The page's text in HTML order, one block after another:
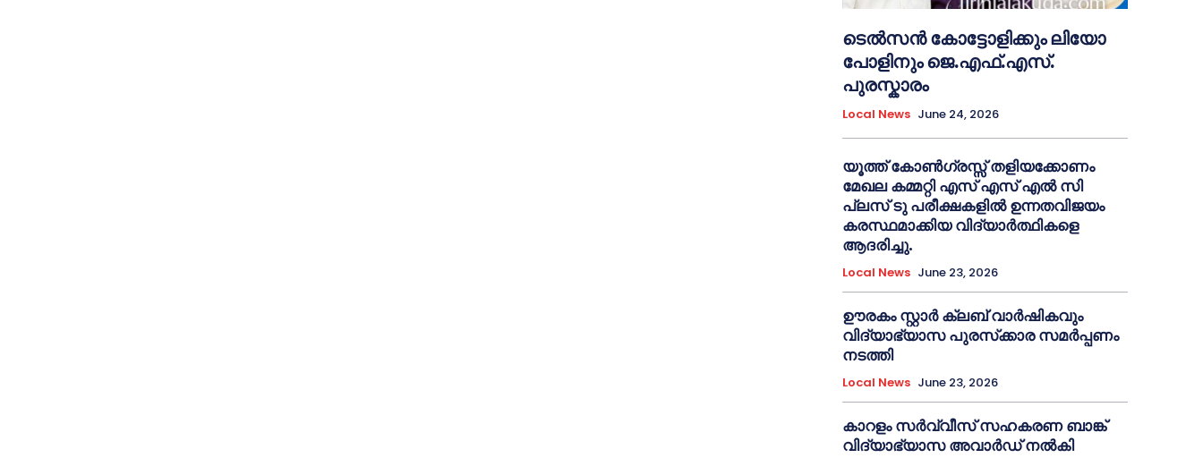
ടെൽസൻ കോട്ടോളിക്കും ലിയോ
പോളിനും ജെ.എഫ്.എസ്.
പുരസ്കാരം
Local News June 24, 2026
യൂത്ത് കോൺഗ്രസ്സ് തളിയക്കോണം
മേഖല കമ്മറ്റി എസ് എസ് എൽ സി
പ്ലസ് ടു പരീക്ഷകളിൽ ഉന്നതവിജയം
കരസ്ഥമാക്കിയ വിദ്യാർത്ഥികളെ
ആദരിച്ചു.
Local News June 23, 2026
ഊരകം സ്റ്റാർ ക്ലബ് വാർഷികവും
വിദ്യാഭ്യാസ പുരസ്‌ക്കാര സമർപ്പണം
നടത്തി
Local News June 23, 2026
കാറളം സർവ്വീസ് സഹകരണ ബാങ്ക്
വിദ്യാഭ്യാസ അവാർഡ് നൽകി